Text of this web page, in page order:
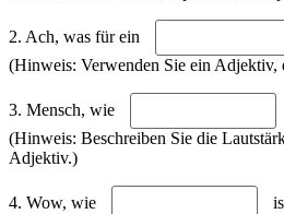
2. Ach, was für ein
(Hinweis: Verwenden Sie ein Adjektiv,
3. Mensch, wie
(Hinweis: Beschreiben Sie die
Adjektiv.)
4. Wow, wie